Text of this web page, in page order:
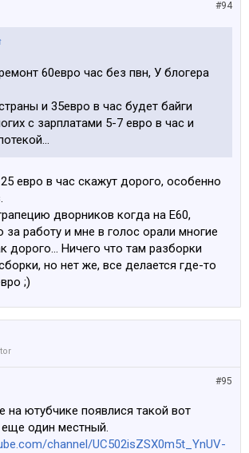
#94
60евро час без пвн, У блогера
и 35евро в час будет байги
с зарплатами 5-7 евро в час и
евро в час скажут дорого, особенно
дворников когда на Е60,
за работу и мне в голос орали многие
дорого… Ничего что там разборки
но нет же, все делается где-то
;)
#95
на ютубчике появлися такой вот
еще один местный.
channel/UC502isZSX0m5t_YnUV-